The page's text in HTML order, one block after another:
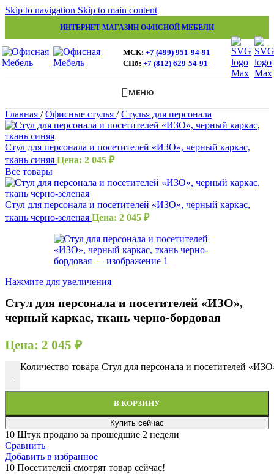
Skip to navigation Skip to main content
ИНТЕРНЕТ МАГАЗИН ОФИСНОЙ МЕБЕЛИ
МСК: +7 (499) 951-94-91
СПб: +7 (812) 629-54-91
МЕНЮ
Главная / Офисные стулья / Стулья для персонала
Стул для персонала и посетителей «ИЗО», черный каркас,
ткань синяя Цена: 2 045 ₽
Все товары
Стул для персонала и посетителей «ИЗО», черный каркас,
ткань черно-зеленая Цена: 2 045 ₽
Нажмите для увеличения
Стул для персонала и посетителей «ИЗО»,
черный каркас, ткань черно-бордовая
Цена: 2 045 ₽
-
Количество товара Стул для персонала и посетителей
В КОРЗИНУ
Купить сейчас
10 Штук продано за прошедшие 2 недели
Сравнить
Добавить в избранное
10 Посетителей смотрят товар сейчас!